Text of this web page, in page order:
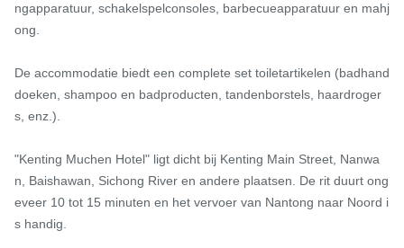
ngapparatuur, schakelspelconsoles, barbecueapparatuur en mahj
ong.
De accommodatie biedt een complete set toiletartikelen (badhand
doeken, shampoo en badproducten, tandenborstels, haardroger
s, enz.).
"Kenting Muchen Hotel" ligt dicht bij Kenting Main Street, Nanwa
n, Baishawan, Sichong River en andere plaatsen. De rit duurt ong
eveer 10 tot 15 minuten en het vervoer van Nantong naar Noord i
s handig.